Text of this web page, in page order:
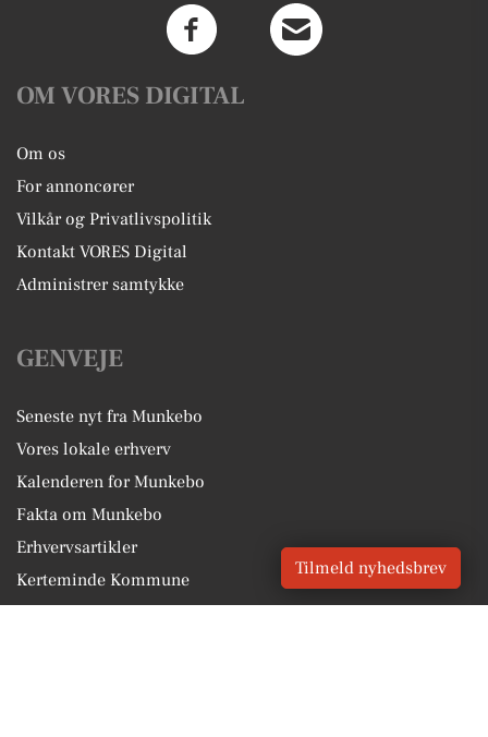
OM VORES DIGITAL
Om os
For annoncører
Vilkår og Privatlivspolitik
Kontakt VORES Digital
Administrer samtykke
GENVEJE
Seneste nyt fra Munkebo
Vores lokale erhverv
Kalenderen for Munkebo
Fakta om Munkebo
Erhvervsartikler
Kerteminde Kommune
Tilmeld nyhedsbrev